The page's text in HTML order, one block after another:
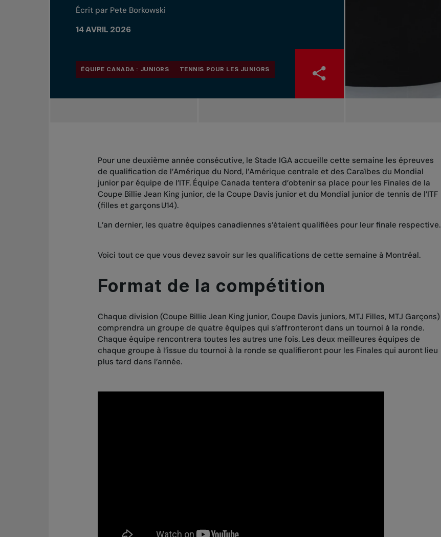
Écrit par Pete Borkowski
14 AVRIL 2026
ÉQUIPE CANADA : JUNIORS TENNIS POUR LES JUNIORS
Pour une deuxième année consécutive, le Stade IGA accueille cette semaine les épreuves
de qualification de l’Amérique du Nord, l’Amérique centrale et des Caraïbes du Mondial
junior par équipe de l’ITF. Équipe Canada tentera d’obtenir sa place pour les Finales de la
Coupe Billie Jean King junior, de la Coupe Davis junior et du Mondial junior de tennis de l’ITF
(filles et garçons U14).
L’an dernier, les quatre équipes canadiennes s’étaient qualifiées pour leur finale respective.
Voici tout ce que vous devez savoir sur les qualifications de cette semaine à Montréal.
Format de la compétition
Chaque division (Coupe Billie Jean King junior, Coupe Davis juniors, MTJ Filles, MTJ Garçons)
comprendra un groupe de quatre équipes qui s’affronteront dans un tournoi à la ronde.
Chaque équipe rencontrera toutes les autres une fois. Les deux meilleures équipes de
chaque groupe à l’issue du tournoi à la ronde se qualifieront pour les Finales qui auront lieu
plus tard dans l’année.